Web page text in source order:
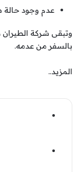
عدم وجود
وتبقى شركة
بالسفر من عدمه.
المزيد..